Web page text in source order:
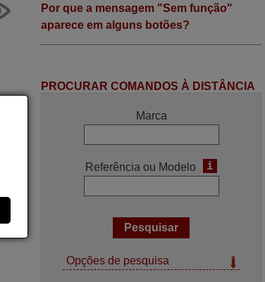
Por que a mensagem "Sem função"
aparece em alguns botões?
PROCURAR COMANDOS À DISTÂNCIA
Marca
Referência ou Modelo i
Opções de pesquisa